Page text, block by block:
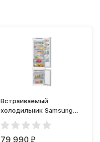
Встраиваемый
холодильник Samsung
BRB307054WW
79 990₽